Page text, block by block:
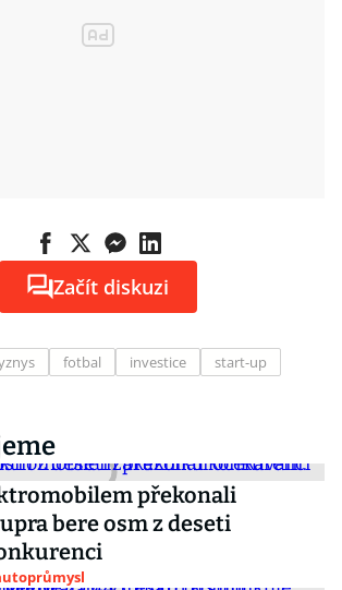
Začít diskuzi
fotbal investice start-up
překonali
bere osm z deseti